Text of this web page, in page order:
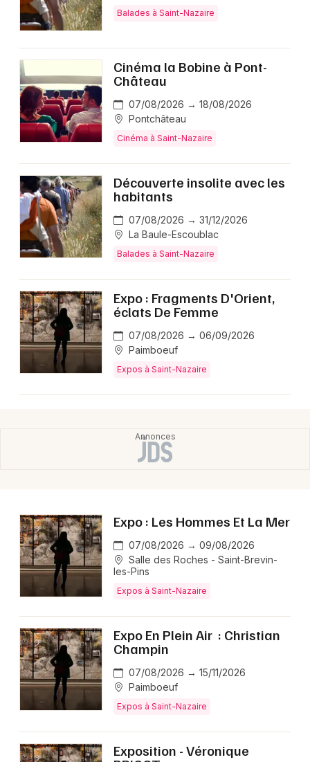
Balades à Saint-Nazaire
Cinéma la Bobine à Pont-
Château
07/08/2026 → 18/08/2026
Pontchâteau
Cinéma à Saint-Nazaire
Découverte insolite avec les
habitants
07/08/2026 → 31/12/2026
La Baule-Escoublac
Balades à Saint-Nazaire
Expo : Fragments D'Orient,
éclats De Femme
07/08/2026 → 06/09/2026
Paimboeuf
Expos à Saint-Nazaire
Expo : Les Hommes Et La Mer
07/08/2026 → 09/08/2026
Salle des Roches - Saint-Brevin-
les-Pins
Expos à Saint-Nazaire
Expo En Plein Air : Christian
Champin
07/08/2026 → 15/11/2026
Paimboeuf
Expos à Saint-Nazaire
Exposition - Véronique